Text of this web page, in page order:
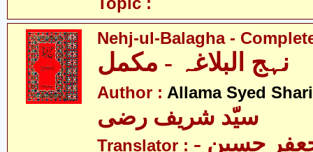
Nehj-ul-Balagha -
Author : Allama Syed
سیّد شریف رضی
Translator : حسین